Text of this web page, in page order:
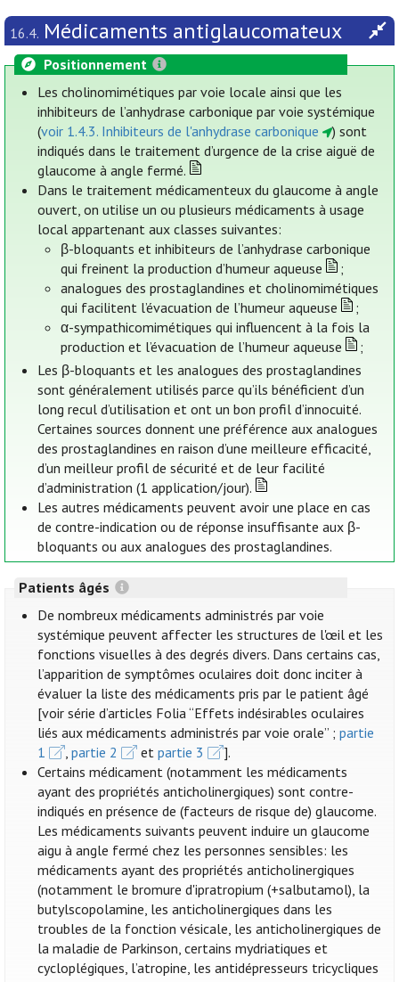
16.4. Médicaments antiglaucomateux
Positionnement
Les cholinomimétiques par voie locale ainsi que les
inhibiteurs de l’anhydrase carbonique par voie systémique
(voir 1.4.3. Inhibiteurs de l'anhydrase carbonique
) sont
indiqués dans le traitement d’urgence de la crise aiguë de
glaucome à angle fermé.
Dans le traitement médicamenteux du glaucome à angle
ouvert, on utilise un ou plusieurs médicaments à usage
local appartenant aux classes suivantes:
β-bloquants et inhibiteurs de l’anhydrase carbonique
qui freinent la production d’humeur aqueuse
;
analogues des prostaglandines et cholinomimétiques
qui facilitent l’évacuation de l’humeur aqueuse
;
α-sympathicomimétiques qui influencent à la fois la
production et l’évacuation de l’humeur aqueuse
;
Les β-bloquants et les analogues des prostaglandines
sont généralement utilisés parce qu’ils bénéficient d’un
long recul d’utilisation et ont un bon profil d’innocuité.
Certaines sources donnent une préférence aux analogues
des prostaglandines en raison d’une meilleure efficacité,
d’un meilleur profil de sécurité et de leur facilité
d’administration (1 application/jour).
Les autres médicaments peuvent avoir une place en cas
de contre-indication ou de réponse insuffisante aux β-
bloquants ou aux analogues des prostaglandines.
Patients âgés
De nombreux médicaments administrés par voie
systémique peuvent affecter les structures de l'œil et les
fonctions visuelles à des degrés divers. Dans certains cas,
l’apparition de symptômes oculaires doit donc inciter à
évaluer la liste des médicaments pris par le patient âgé
[voir série d’articles Folia “Effets indésirables oculaires
liés aux médicaments administrés par voie orale” ;partie
1
,partie 2 etpartie 3
].
Certains médicament (notamment les médicaments
ayant des propriétés anticholinergiques) sont contre-
indiqués en présence de (facteurs de risque de) glaucome.
Les médicaments suivants peuvent induire un glaucome
aigu à angle fermé chez les personnes sensibles: les
médicaments ayant des propriétés anticholinergiques
(notamment le bromure d'ipratropium (+salbutamol), la
butylscopolamine, les anticholinergiques dans les
troubles de la fonction vésicale, les anticholinergiques de
la maladie de Parkinson, certains mydriatiques et
cycloplégiques, l’atropine, les antidépresseurs tricycliques